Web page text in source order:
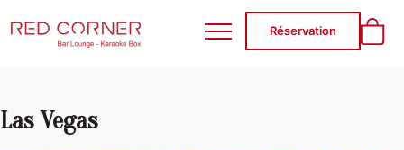
RED CORNER
Réservation
Las Vegas